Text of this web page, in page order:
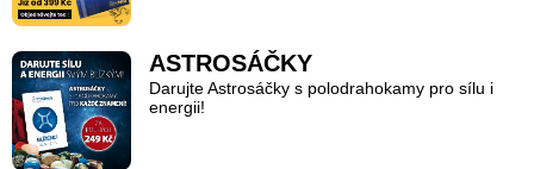
ASTROSÁČKY
Darujte Astrosáčky s polodrahokamy pro sílu i
energii!